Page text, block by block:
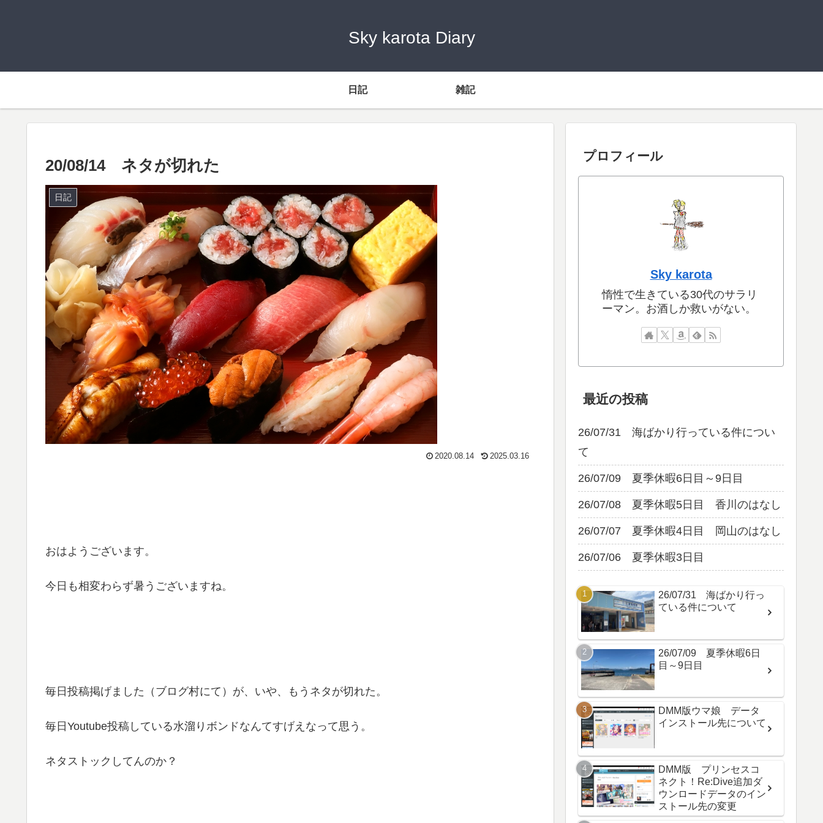
Sky karota Diary
日記 雑記
20/08/14 ネタが切れた
日記
2020.08.14 2025.03.16
おはようございます。
今日も相変わらず暑うございますね。
毎日投稿掲げました（ブログ村にて）が、いや、もうネタが切れた。
毎日Youtube投稿している水溜りボンドなんてすげえなって思う。
ネタストックしてんのか？
プロフィール
Sky karota
惰性で生きている30代のサラリ
ーマン。お酒しか救いがない。
最近の投稿
26/07/31 海ばかり行っている件につい
て
26/07/09 夏季休暇6日目～9日目
26/07/08 夏季休暇5日目 香川のはなし
26/07/07 夏季休暇4日目 岡山のはなし
26/07/06 夏季休暇3日目
26/07/31 海ばかり行っ
ている件について
26/07/09 夏季休暇6日
目～9日目
DMM版ウマ娘 データ
インストール先について
DMM版 プリンセスコ
ネクト！Re:Dive追加ダ
ウンロードデータのイン
ストール先の変更